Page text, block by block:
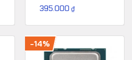
395.000 ₫
-14%